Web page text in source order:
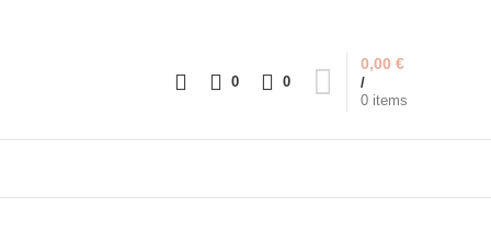
0
0
0 items
/
0,00 €